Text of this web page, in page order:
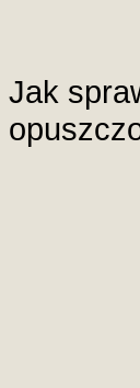
Jak